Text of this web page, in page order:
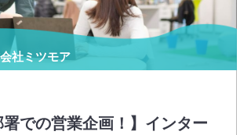
社ミツモア
署での営業企画！】インター